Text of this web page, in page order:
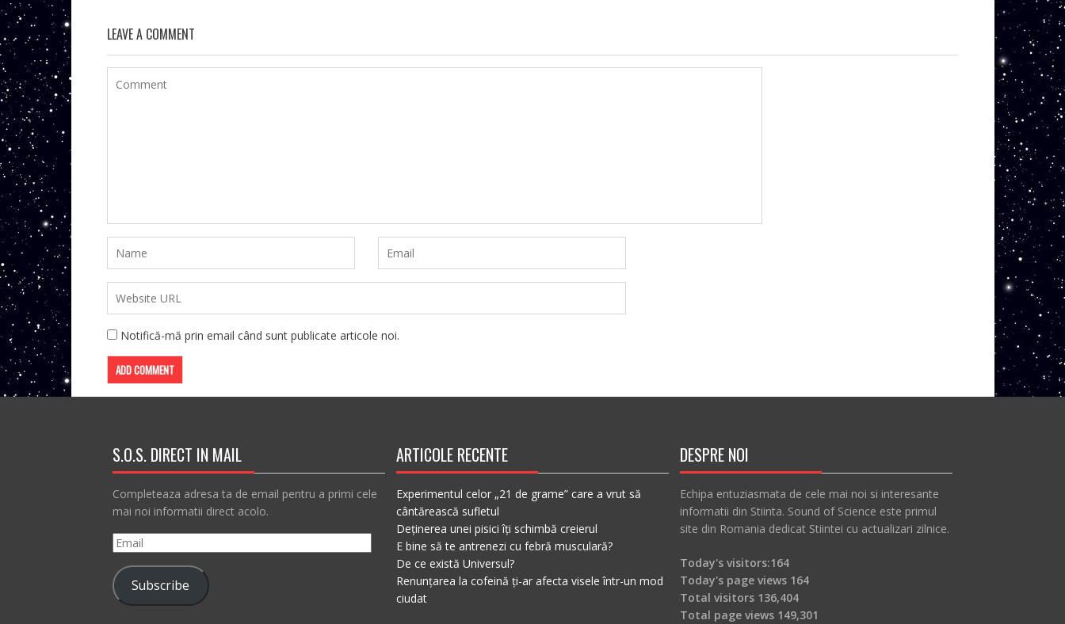
LEAVE A COMMENT
Notifică-mă prin email când sunt publicate articole noi.
S.O.S. DIRECT IN MAIL
Completeaza adresa ta de email pentru a primi cele
mai noi informatii direct acolo.
Email
Subscribe
ARTICOLE RECENTE
Experimentul celor „21 de grame” care a vrut să
cântărească sufletul
Deținerea unei pisici îți schimbă creierul
E bine să te antrenezi cu febră musculară?
De ce există Universul?
Renunțarea la cofeină ți-ar afecta visele într-un mod
ciudat
DESPRE NOI
Echipa entuziasmata de cele mai noi si interesante
informatii din Stiinta. Sound of Science este primul
site din Romania dedicat Stiintei cu actualizari zilnice.
Today's visitors:164
Today's page views 164
Total visitors 136,404
Total page views 149,301